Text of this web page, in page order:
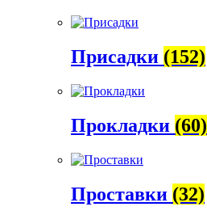
Присадки (152)
Прокладки (60)
Проставки (32)